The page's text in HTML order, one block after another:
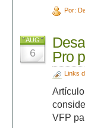
Por:
AUG
6
Pro
Links
VFP